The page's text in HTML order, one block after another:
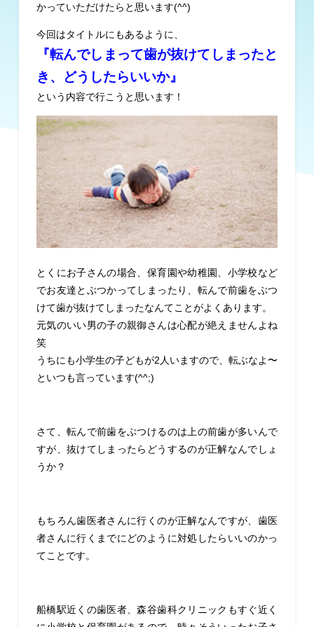
かっていただけたらと思います(^^)
今回はタイトルにもあるように、
『転んでしまって歯が抜けてしまったと
き、どうしたらいいか』
という内容で行こうと思います！
とくにお子さんの場合、保育園や幼稚園、小学校など
でお友達とぶつかってしまったり、転んで前歯をぶつ
けて歯が抜けてしまったなんてことがよくあります。
元気のいい男の子の親御さんは心配が絶えませんよね
笑
うちにも小学生の子どもが2人いますので、転ぶなよ〜
といつも言っています(^^;)
さて、転んで前歯をぶつけるのは上の前歯が多いんで
すが、抜けてしまったらどうするのが正解なんでしょ
うか？
もちろん歯医者さんに行くのが正解なんですが、歯医
者さんに行くまでにどのように対処したらいいのかっ
てことです。
船橋駅近くの歯医者、森谷歯科クリニックもすぐ近く